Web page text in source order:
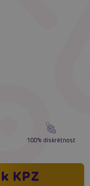
100% diskrétnost